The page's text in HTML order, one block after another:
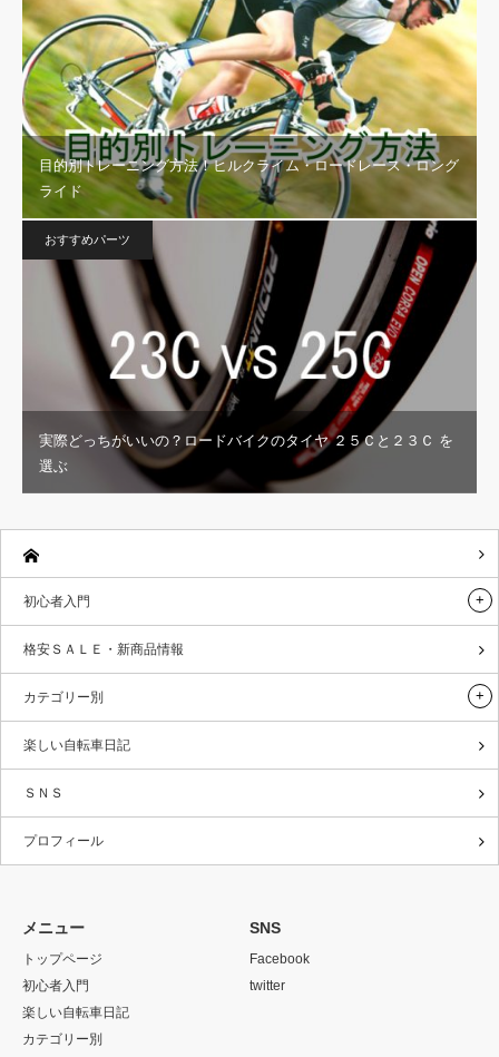
目的別トレーニング方法！ヒルクライム・ロードレース・ロング
ライド
おすすめパーツ
実際どっちがいいの？ロードバイクのタイヤ ２５Ｃと２３Ｃ を
選ぶ
初心者入門
格安ＳＡＬＥ・新商品情報
カテゴリー別
楽しい自転車日記
ＳＮＳ
プロフィール
メニュー
トップページ
初心者入門
楽しい自転車日記
カテゴリー別
SNS
Facebook
twitter